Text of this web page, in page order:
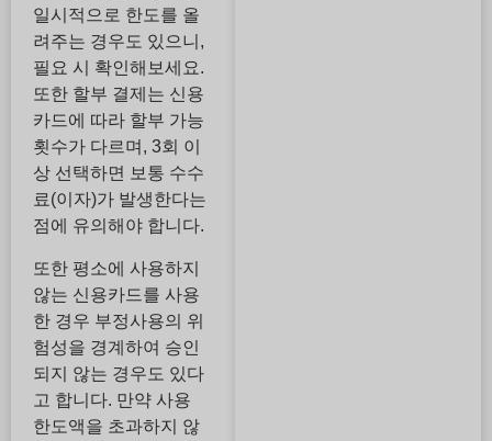
일시적으로 한도를 올
려주는 경우도 있으니,
필요 시 확인해보세요.
또한 할부 결제는 신용
카드에 따라 할부 가능
횟수가 다르며, 3회 이
상 선택하면 보통 수수
료(이자)가 발생한다는
점에 유의해야 합니다.
또한 평소에 사용하지
않는 신용카드를 사용
한 경우 부정사용의 위
험성을 경계하여 승인
되지 않는 경우도 있다
고 합니다. 만약 사용
한도액을 초과하지 않